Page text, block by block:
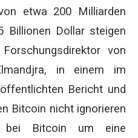
etwa 200 Milliarden
Dollar steigen
von
in einem im
Bericht und
Bitcoin nicht ignorieren
Bitcoin um eine